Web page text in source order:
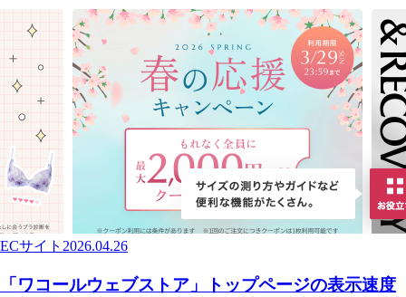
ECサイト 2026.04.26
「ワコールウェブストア」トップページの表示速度